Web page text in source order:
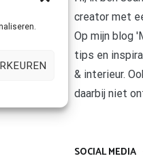
je
creator met
Op mijn blog
tips en
& interieur.
daarbij niet
SOCIAL MEDIA